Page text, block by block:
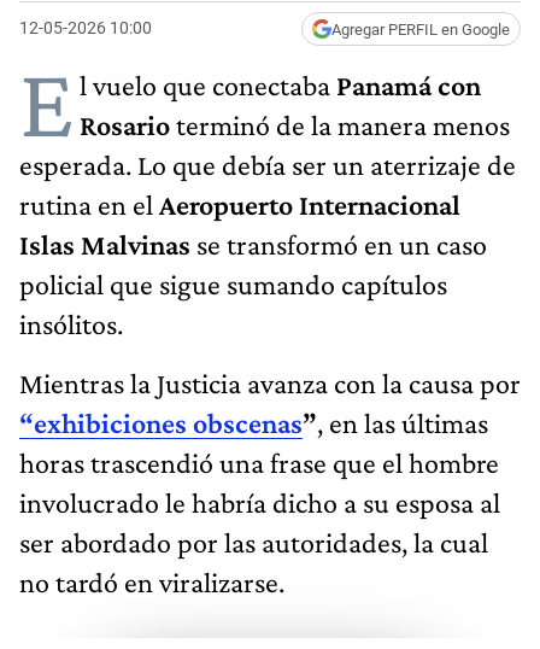
12-05-2026 10:00 Agregar PERFIL en Google
E l vuelo que conectaba Panamá con
Rosarioterminó de la manera menos
esperada. Lo que debía ser un aterrizaje de
rutina en el Aeropuerto Internacional
Islas Malvinas se transformó en un caso
policial que sigue sumando capítulos
insólitos.
Mientras la Justicia avanza con la causa por
“exhibiciones obscenas”, en las últimas
horas trascendió una frase que el hombre
involucrado le habría dicho a su esposa al
ser abordado por las autoridades, la cual
no tardó en viralizarse.